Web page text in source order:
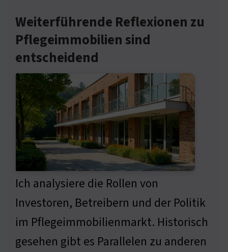
Weiterführende Reflexionen zu
Pflegeimmobilien sind
entscheidend
Ich analysiere die Rollen von
Investoren, Betreibern und der Politik
im Pflegeimmobilienmarkt. Historisch
gesehen gibt es Parallelen zu anderen